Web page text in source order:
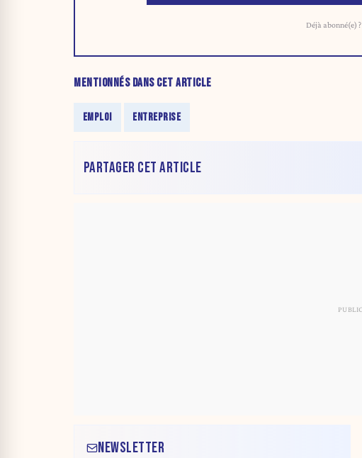
Déjà abonné(e) ?
MENTIONNÉS DANS CET ARTICLE
EMPLOI ENTREPRISE
PARTAGER CET ARTICLE
NEWSLETTER